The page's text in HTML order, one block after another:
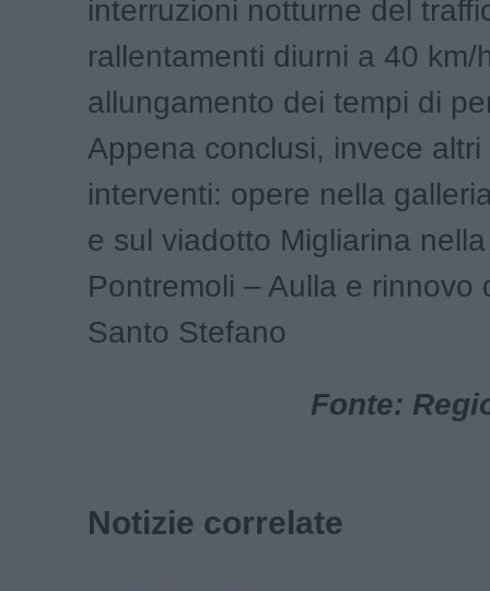
interruzioni notturne del
rallentamenti diurni a 40 km/
allungamento dei tempi di
Appena conclusi, invece altri
interventi: opere nella
e sul viadotto Migliarina
Pontremoli – Aulla e rinnovo
Santo Stefano
Fonte:
Notizie correlate